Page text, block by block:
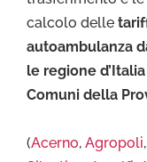
calcolo delle
autoambulanza
le regione
Comuni della
(Acerno, Agropoli,